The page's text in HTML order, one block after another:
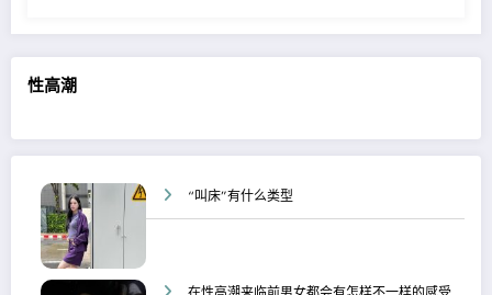
性高潮
“叫床”有什么类型